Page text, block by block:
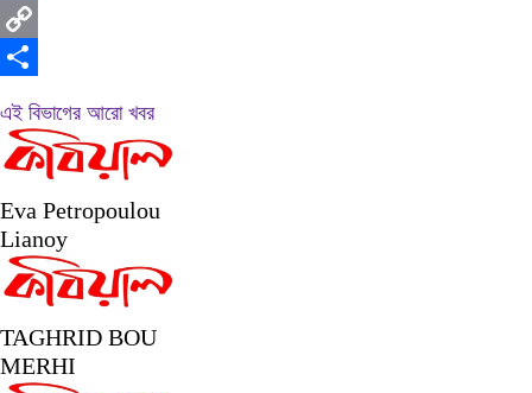
Messenger
Copy
এই বিভাগের আরো খবর
Eva Petropoulou
Lianoy
TAGHRID BOU
MERHI